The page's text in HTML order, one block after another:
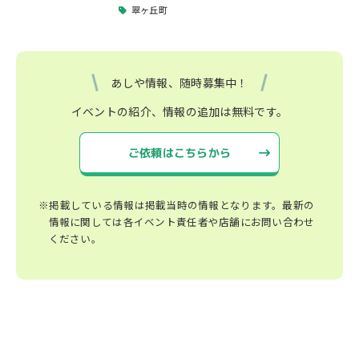
翠ヶ丘町
あしや情報、随時募集中！
イベントの紹介、情報の追加は無料です。
ご依頼はこちらから
※掲載している情報は掲載当時の情報となります。最新の
情報に関しては各イベント責任者や店舗にお問い合わせ
ください。